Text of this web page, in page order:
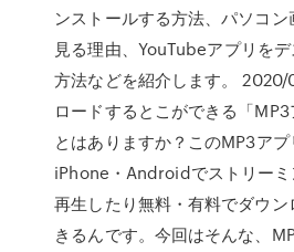
ンストールする方法、パソコ
見る理由、YouTubeアプリを
方法などを紹介します。 2020/
ロードするとこができる「
とはありますか？このMP3ア
iPhone・Androidでストリーミ
再生したり無料・有料でダウ
きるんです。今回はそんな、